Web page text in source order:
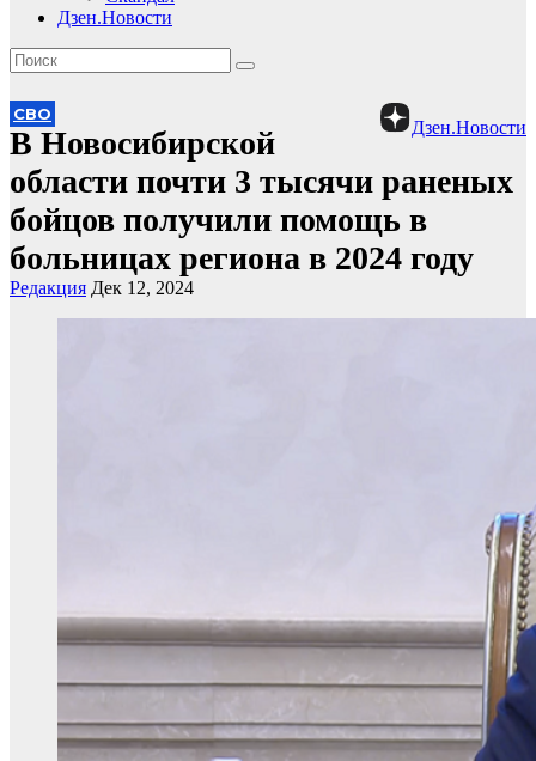
Дзен.Новости
Дзен.Новости
СВО
В Новосибирской
области почти 3 тысячи раненых
бойцов получили помощь в
больницах региона в 2024 году
Редакция Дек 12, 2024